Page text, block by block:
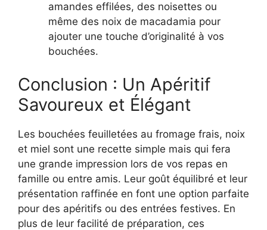
amandes effilées, des noisettes ou
même des noix de macadamia pour
ajouter une touche d’originalité à vos
bouchées.
Conclusion : Un Apéritif
Savoureux et Élégant
Les bouchées feuilletées au fromage frais, noix
et miel sont une recette simple mais qui fera
une grande impression lors de vos repas en
famille ou entre amis. Leur goût équilibré et leur
présentation raffinée en font une option parfaite
pour des apéritifs ou des entrées festives. En
plus de leur facilité de préparation, ces